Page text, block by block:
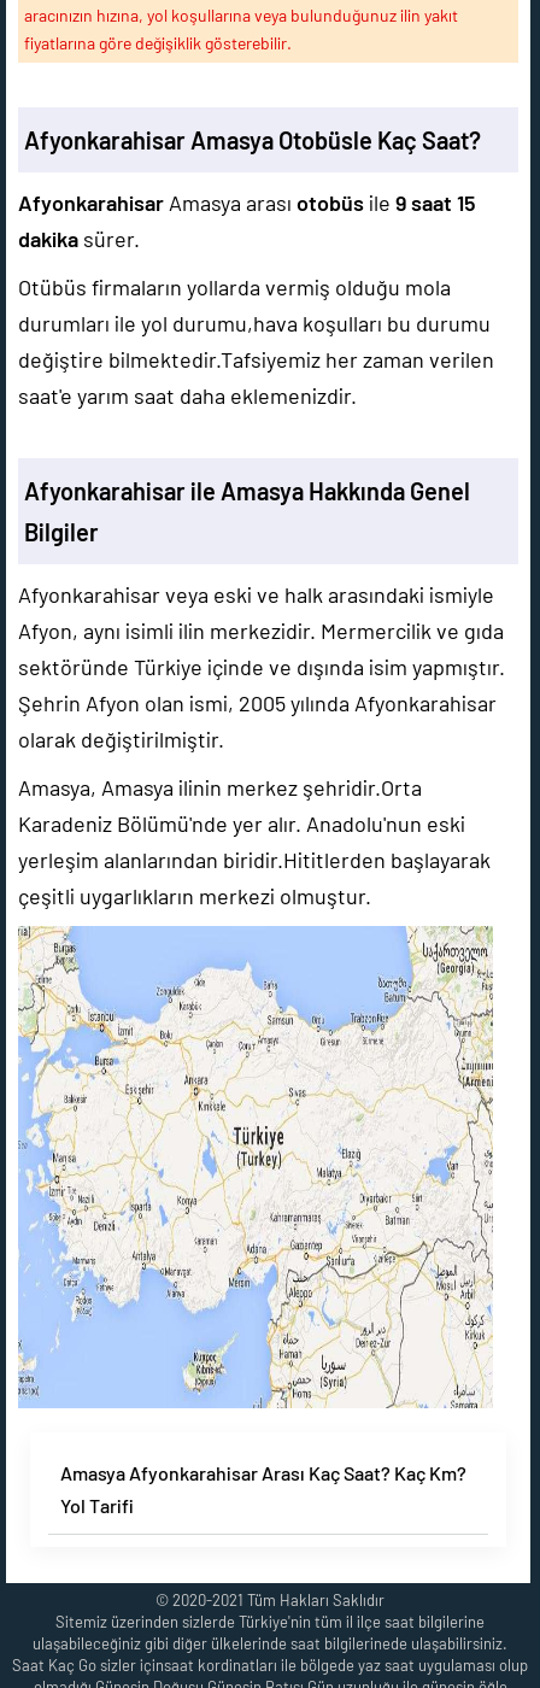
aracınızın hızına, yol koşullarına veya bulunduğunuz ilin yakıt
fiyatlarına göre değişiklik gösterebilir.
Afyonkarahisar Amasya Otobüsle Kaç Saat?
Afyonkarahisar Amasya arası otobüs ile 9 saat 15
dakika sürer.
Otübüs firmaların yollarda vermiş olduğu mola
durumları ile yol durumu,hava koşulları bu durumu
değiştire bilmektedir.Tafsiyemiz her zaman verilen
saat'e yarım saat daha eklemenizdir.
Afyonkarahisar ile Amasya Hakkında Genel
Bilgiler
Afyonkarahisar veya eski ve halk arasındaki ismiyle
Afyon, aynı isimli ilin merkezidir. Mermercilik ve gıda
sektöründe Türkiye içinde ve dışında isim yapmıştır.
Şehrin Afyon olan ismi, 2005 yılında Afyonkarahisar
olarak değiştirilmiştir.
Amasya, Amasya ilinin merkez şehridir.Orta
Karadeniz Bölümü'nde yer alır. Anadolu'nun eski
yerleşim alanlarından biridir.Hititlerden başlayarak
çeşitli uygarlıkların merkezi olmuştur.
Amasya Afyonkarahisar Arası Kaç Saat? Kaç Km?
Yol Tarifi
© 2020-2021 Tüm Hakları Saklıdır
Sitemiz üzerinden sizlerde Türkiye'nin tüm il ilçe saat bilgilerine
ulaşabileceğiniz gibi diğer ülkelerinde saat bilgilerinede ulaşabilirsiniz.
Saat Kaç Go sizler içinsaat kordinatları ile bölgede yaz saat uygulaması olup